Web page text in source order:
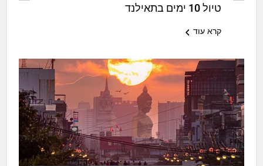
טיול 10 ימים בתאילנד
קרא עוד